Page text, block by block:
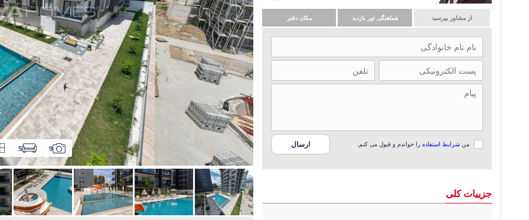
9
5
از مشاور بپرسید هماهنگی تور بازدید مکان دفتر
من شرایط استفاده را خواندم و قبول می کنم.
جزییات کلی